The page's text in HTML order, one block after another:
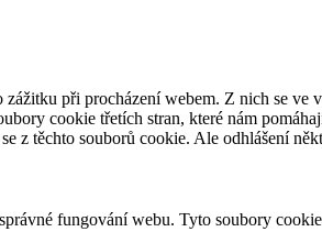
při procházení webem. Z nich se
cookie třetích stran, které nám
z těchto souborů cookie. Ale odhlášení
fungování webu. Tyto soubory